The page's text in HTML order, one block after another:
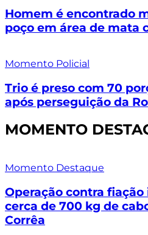
Homem é encontrado
poço em área de mata
Momento Policial
Trio é preso com 70
após perseguição da
MOMENTO
Momento Destaque
Operação contra
cerca de 700 kg de
Corrêa